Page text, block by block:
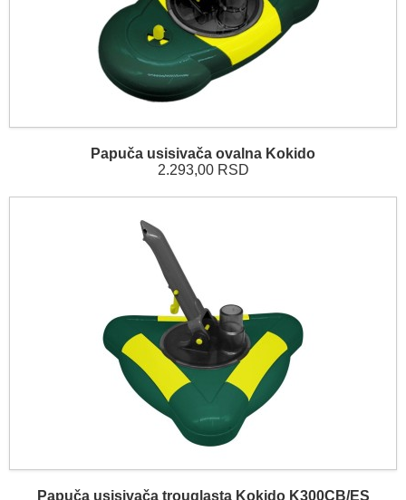
Papuča usisivača ovalna Kokido
2.293,00 RSD
Papuča usisivača trouglasta Kokido K300CB/ES